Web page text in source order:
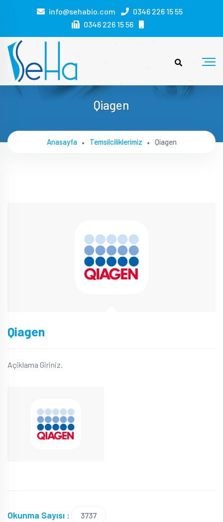
info@sehabio.com
0346 226 15 55
0346 226 15 56
Qiagen
Anasayfa Temsilciliklerimiz Qiagen
Qiagen
Açiklama Giriniz.
Okunma Sayısı : 3737